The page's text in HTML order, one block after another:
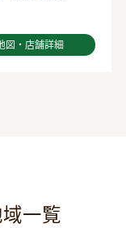
図・店舗詳細
一覧